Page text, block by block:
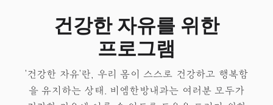
건강한 자유를 위한
프로그램
'건강한 자유'란, 우리 몸이 스스로 건강하고 행복함
을 유지하는 상태.​ 비엠한방내과는 여러분 모두가